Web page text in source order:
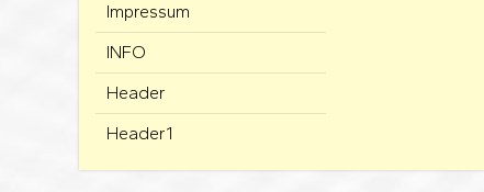
Impressum
INFO
Header
Header1